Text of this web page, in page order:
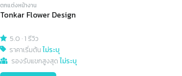
ตกแต่งหน้างาน
Tonkar Flower Design
5.0 ·1 รีวิว
ราคาเริ่มต้นไม่ระบุ
รองรับแขกสูงสุดไม่ระบุ